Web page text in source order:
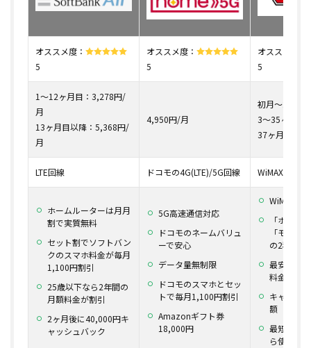
オススメ度：
5
オススメ度：
5
オススメ度：
5
1〜12ヶ月目： 3,278円/
月
13ヶ月目以降： 5,368円/
月
4,950円/月
初月～2ヶ月
3～35ヶ月目
37ヶ月目以
LTE回線 ドコモの4G(LTE)/5G回線 WiMAX
ホームルーターは月月
割で実質無料
セット割でソフトバン
クのスマホ料金が毎月
1,100円割引
25歳以下なら2年間の
月額料金が割引
2ヶ月後に40,000円キ
ャッシュバック
5G高速通信対応
ドコモのネームバリュ
ーで安心
データ量無制限
ドコモのスマホとセッ
トで毎月1,100円割引
Amazonギフト券
18,000円
WiMAX回
「ホーム
「モバイ
の2種類か
最安クラ
料金
キャッシ
額
最短即日
ら使える）